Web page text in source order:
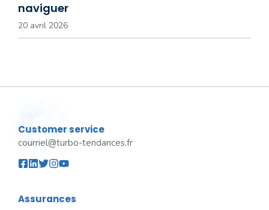
naviguer
20 avril 2026
Customer service
courriel@turbo-tendances.fr
Assurances